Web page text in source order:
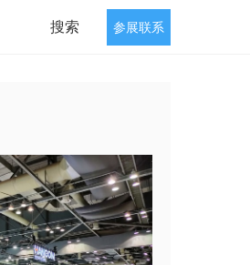
搜索 参展联系